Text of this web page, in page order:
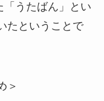
うたばん」とい
たということで
＞